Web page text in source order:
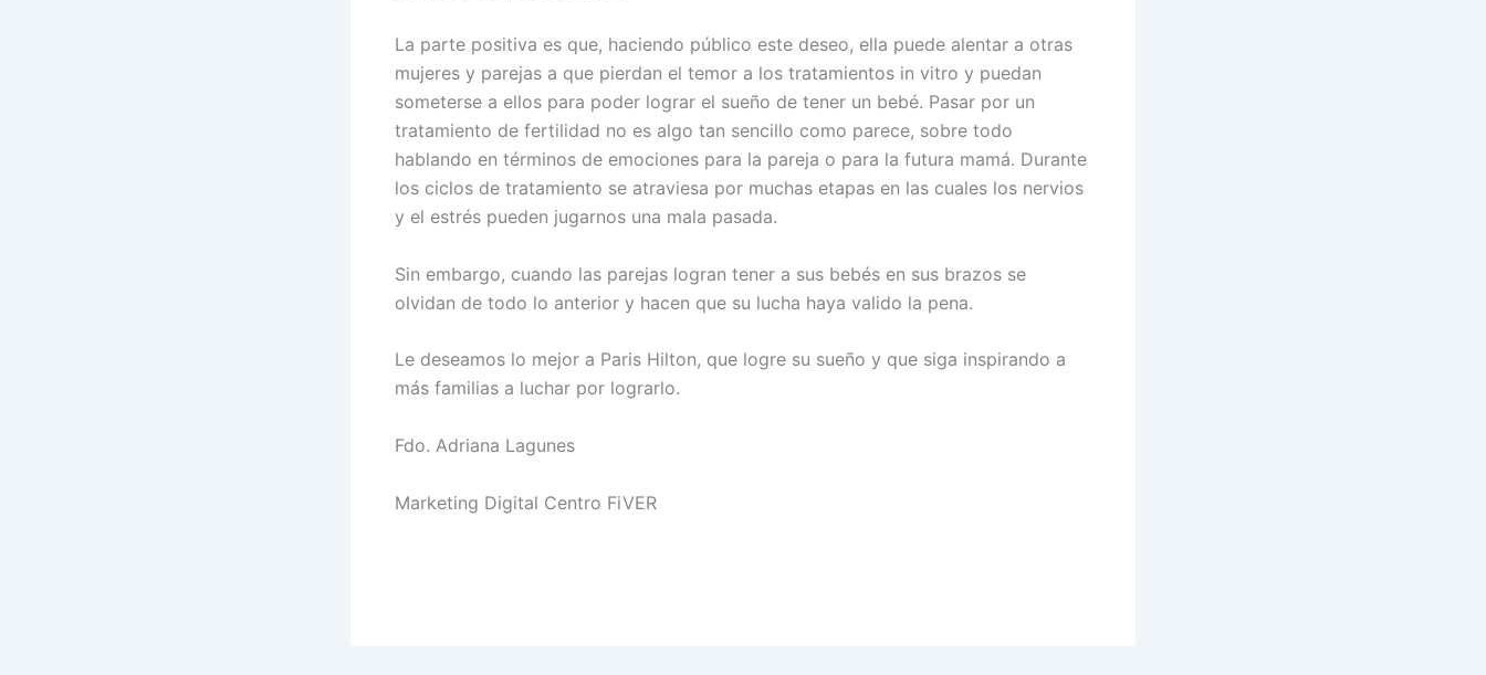
La parte positiva es que, haciendo público este deseo, ella puede alentar a otras
mujeres y parejas a que pierdan el temor a los tratamientos in vitro y puedan
someterse a ellos para poder lograr el sueño de tener un bebé. Pasar por un
tratamiento de fertilidad no es algo tan sencillo como parece, sobre todo
hablando en términos de emociones para la pareja o para la futura mamá. Durante
los ciclos de tratamiento se atraviesa por muchas etapas en las cuales los nervios
y el estrés pueden jugarnos una mala pasada.
Sin embargo, cuando las parejas logran tener a sus bebés en sus brazos se
olvidan de todo lo anterior y hacen que su lucha haya valido la pena.
Le deseamos lo mejor a Paris Hilton, que logre su sueño y que siga inspirando a
más familias a luchar por lograrlo.
Fdo. Adriana Lagunes
Marketing Digital Centro FiVER